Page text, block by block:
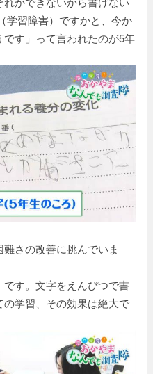
学習障害）ですかと、今か
す」って言われたのが5年
さの改善に挑んでいま
す。文字をえんぴつで書
の学習、その効果は絶大で